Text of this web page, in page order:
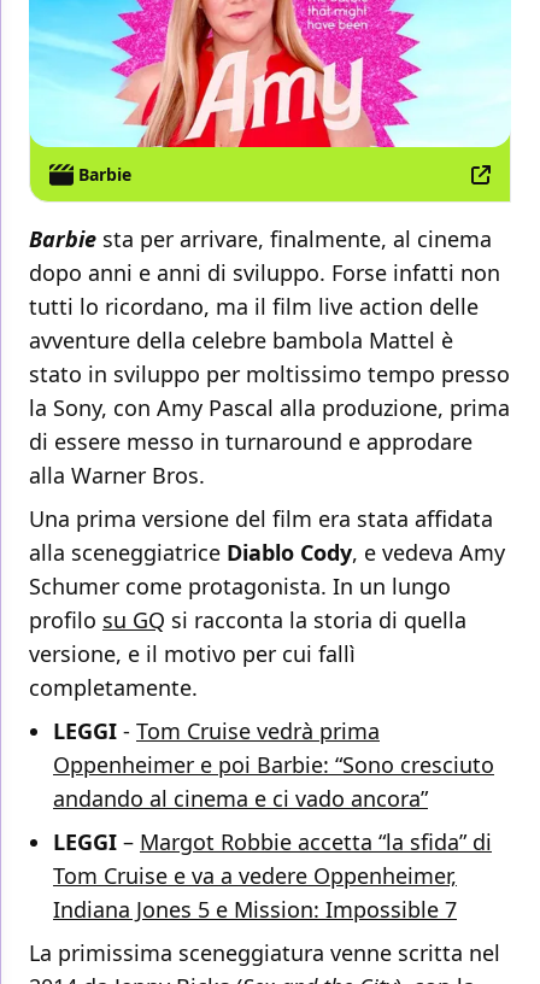
Barbie
Barbie sta per arrivare, finalmente, al cinema
dopo anni e anni di sviluppo. Forse infatti non
tutti lo ricordano, ma il film live action delle
avventure della celebre bambola Mattel è
stato in sviluppo per moltissimo tempo presso
la Sony, con Amy Pascal alla produzione, prima
di essere messo in turnaround e approdare
alla Warner Bros.
Una prima versione del film era stata affidata
alla sceneggiatrice Diablo Cody, e vedeva Amy
Schumer come protagonista. In un lungo
profilo su GQ si racconta la storia di quella
versione, e il motivo per cui fallì
completamente.
LEGGI - Tom Cruise vedrà prima
Oppenheimer e poi Barbie: “Sono cresciuto
andando al cinema e ci vado ancora”
LEGGI – Margot Robbie accetta “la sfida” di
Tom Cruise e va a vedere Oppenheimer,
Indiana Jones 5 e Mission: Impossible 7
La primissima sceneggiatura venne scritta nel